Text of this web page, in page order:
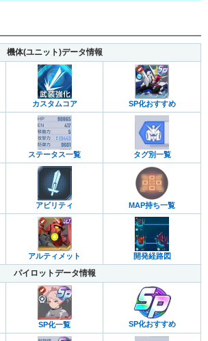
機体(ユニット)データ情報
カスタムコア SP化おすすめ
ステータス一覧 タグ別一覧
アビリティ MAP持ち一覧
アルティメット 開発経路図
パイロットデータ情報
SP化一覧 SP化おすすめ